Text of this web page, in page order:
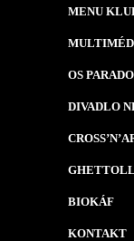
MENU
OS
DIVADLO
BIOKÁF
KONTAKT